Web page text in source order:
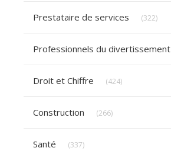
Prestataire de services (322)
Professionnels du divertissement
Droit et Chiffre (424)
Construction (266)
Santé (337)